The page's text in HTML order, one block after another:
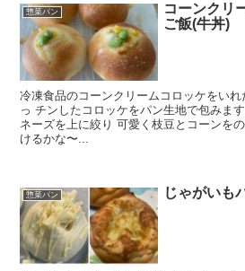
惣菜パン
コーンクリ
ご飯(牛丼)
冷凍食品のコーンクリームコロッケをい
っ チンしたコロッケをパン生地で包みま
ネーズを上に絞り 可愛く枝豆とコーンを
けるかな〜...
惣菜パン じゃがいも